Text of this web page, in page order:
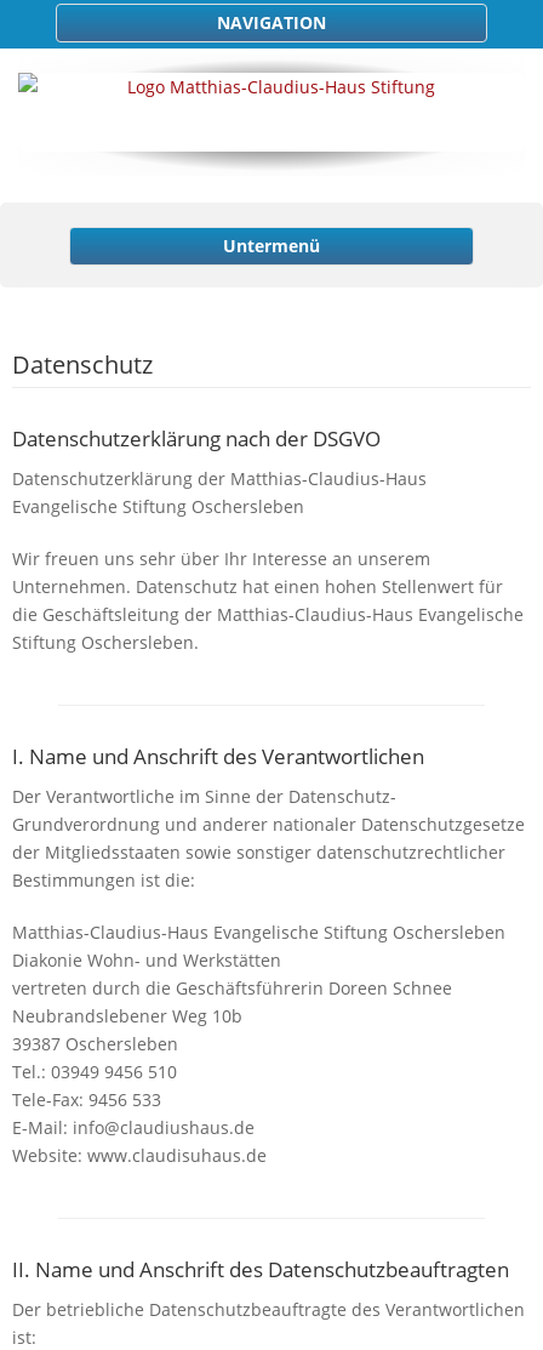
NAVIGATION
Untermenü
Datenschutz
Datenschutzerklärung nach der DSGVO
Datenschutzerklärung der Matthias-Claudius-Haus
Evangelische Stiftung Oschersleben
Wir freuen uns sehr über Ihr Interesse an unserem
Unternehmen. Datenschutz hat einen hohen Stellenwert für
die Geschäftsleitung der Matthias-Claudius-Haus Evangelische
Stiftung Oschersleben.
I. Name und Anschrift des Verantwortlichen
Der Verantwortliche im Sinne der Datenschutz-
Grundverordnung und anderer nationaler Datenschutzgesetze
der Mitgliedsstaaten sowie sonstiger datenschutzrechtlicher
Bestimmungen ist die:
Matthias-Claudius-Haus Evangelische Stiftung Oschersleben
Diakonie Wohn- und Werkstätten
vertreten durch die Geschäftsführerin Doreen Schnee
Neubrandslebener Weg 10b
39387 Oschersleben
Tel.: 03949 9456 510
Tele-Fax: 9456 533
E-Mail: info@claudiushaus.de
Website: www.claudisuhaus.de
II. Name und Anschrift des Datenschutzbeauftragten
Der betriebliche Datenschutzbeauftragte des Verantwortlichen
ist: